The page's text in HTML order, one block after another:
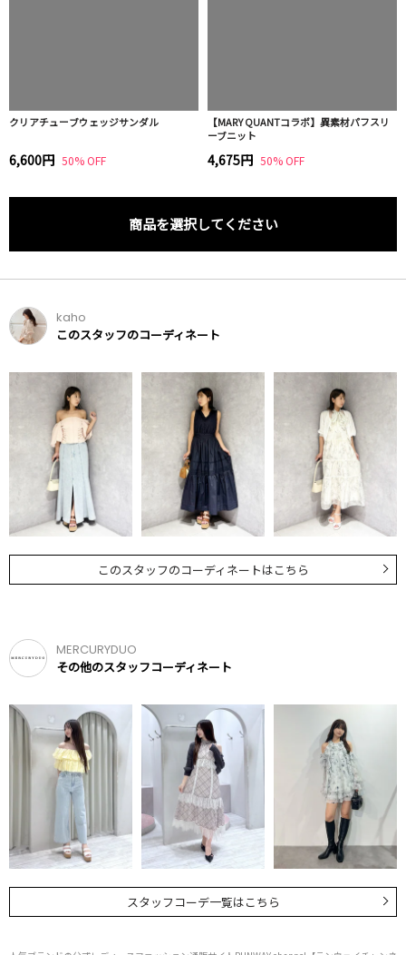
クリアチューブウェッジサンダル
6,600円 50% OFF
【MARY QUANTコラボ】異素材パフスリ
ーブニット
4,675円 50% OFF
商品を選択してください
kaho
このスタッフのコーディネート
このスタッフのコーディネートはこちら
MERCURYDUO
その他のスタッフコーディネート
スタッフコーデ一覧はこちら